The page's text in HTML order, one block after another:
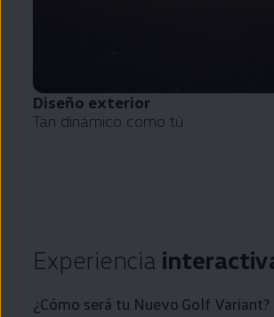
Diseño exterior
Tan dinámico como tú
Experiencia
¿Cómo será tu Nuevo Golf Variant